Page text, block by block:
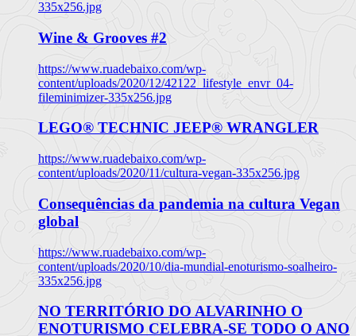
335x256.jpg
Wine & Grooves #2
https://www.ruadebaixo.com/wp-
content/uploads/2020/12/42122_lifestyle_envr_04-
fileminimizer-335x256.jpg
LEGO® TECHNIC JEEP® WRANGLER
https://www.ruadebaixo.com/wp-
content/uploads/2020/11/cultura-vegan-335x256.jpg
Consequências da pandemia na cultura Vegan
global
https://www.ruadebaixo.com/wp-
content/uploads/2020/10/dia-mundial-enoturismo-soalheiro-
335x256.jpg
NO TERRITÓRIO DO ALVARINHO O
ENOTURISMO CELEBRA-SE TODO O ANO